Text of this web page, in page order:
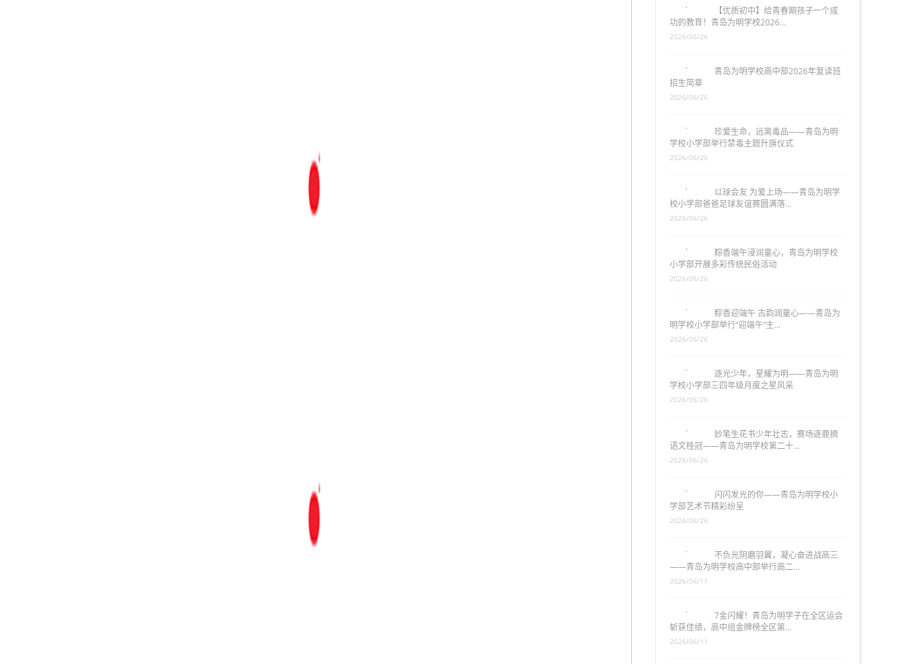
【优质初中】给青春期孩子一个成
功的教育！青岛为明学校2026…
青岛为明学校高中部2026年复读班
珍爱生命，远离毒品——青岛为明
学校小学部举行禁毒主题升旗仪式
2026/06/26
以球会友 为爱上场——青岛为明学
校小学部爸爸足球友谊赛圆满落…
粽香端午浸润童心，青岛为明学校
小学部开展多彩传统民俗活动
2026/06/26
粽香迎端午 古韵润童心——青岛为
明学校小学部举行“迎端午”主…
2026/06/26
逐光少年，星耀为明——青岛为明
学校小学部三四年级月度之星风采
2026/06/26
妙笔生花书少年壮志，赛场逐鹿摘
语文桂冠——青岛为明学校第二十…
2026/06/26
闪闪发光的你——青岛为明学校小
学部艺术节精彩纷呈
2026/06/26
不负光阴磨羽翼，凝心奋进战高三
——青岛为明学校高中部举行高二…
2026/06/11
7金闪耀！青岛为明学子在全区运会
斩获佳绩，高中组金牌榜全区第…
2026/06/11